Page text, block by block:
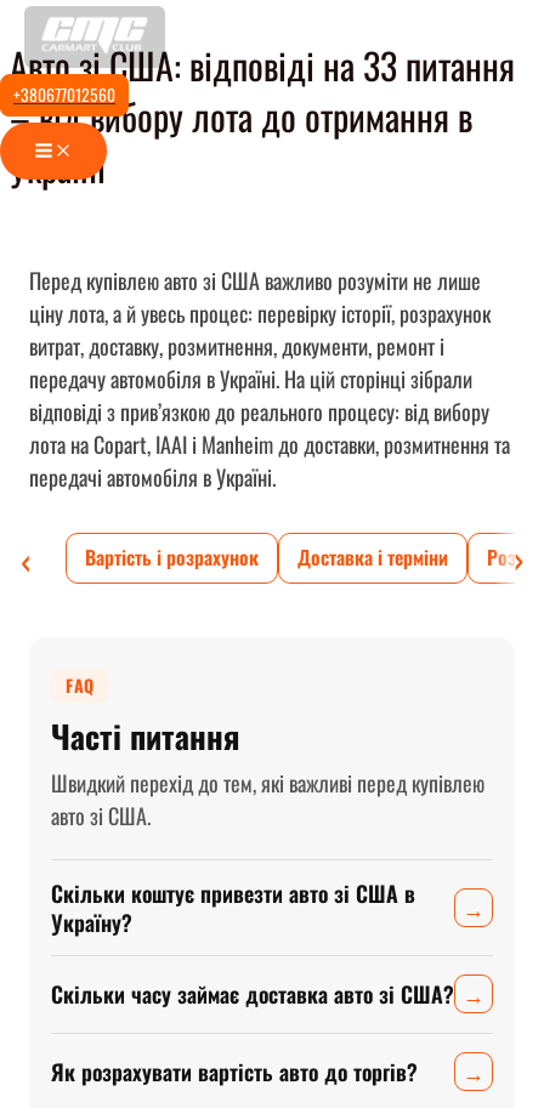
Перейти
до
вмісту
+380677012560
Main
Menu
Авто зі США: відповіді на 33 питання
– від вибору лота до отримання в
Україні
Перед купівлею авто зі США важливо розуміти не лише
ціну лота, а й увесь процес: перевірку історії, розрахунок
витрат, доставку, розмитнення, документи, ремонт і
передачу автомобіля в Україні. На цій сторінці зібрали
відповіді з прив’язкою до реального процесу: від вибору
лота на Copart, IAAI і Manheim до доставки, розмитнення та
передачі автомобіля в Україні.
‹ Вартість і розрахунок Доставка і терміни ›
FAQ
Часті питання
Швидкий перехід до тем, які важливі перед купівлею
авто зі США.
Скільки коштує привезти авто зі США в
Україну?
→
Скільки часу займає доставка авто зі США? →
Як розрахувати вартість авто до торгів? →